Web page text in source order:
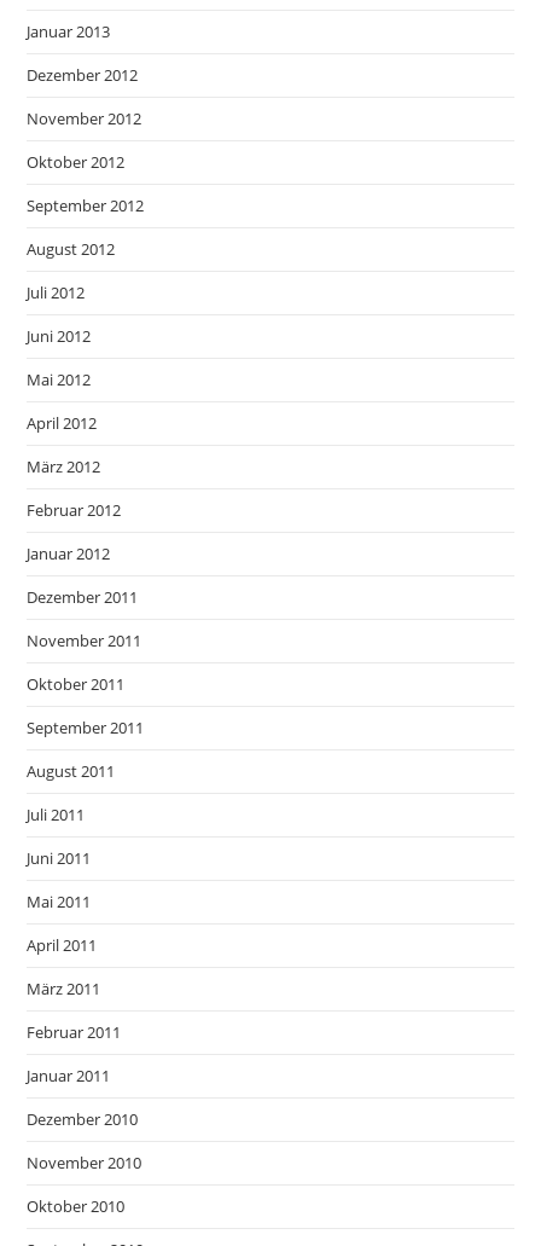
Januar 2013
Dezember 2012
November 2012
Oktober 2012
September 2012
August 2012
Juli 2012
Juni 2012
Mai 2012
April 2012
März 2012
Februar 2012
Januar 2012
Dezember 2011
November 2011
Oktober 2011
September 2011
August 2011
Juli 2011
Juni 2011
Mai 2011
April 2011
März 2011
Februar 2011
Januar 2011
Dezember 2010
November 2010
Oktober 2010